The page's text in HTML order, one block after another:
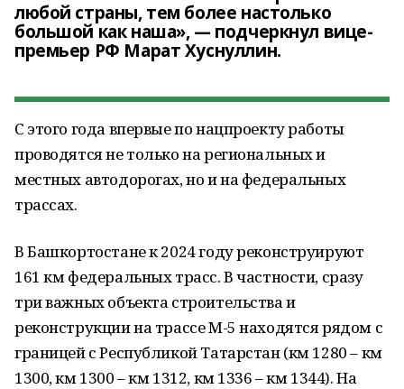
любой страны, тем более настолько
большой как наша», — подчеркнул вице-
премьер РФ Марат Хуснуллин.
С этого года впервые по нацпроекту работы
проводятся не только на региональных и
местных автодорогах, но и на федеральных
трассах.
В Башкортостане к 2024 году реконструируют
161 км федеральных трасс. В частности, сразу
три важных объекта строительства и
реконструкции на трассе М-5 находятся рядом с
границей с Республикой Татарстан (км 1280 – км
1300, км 1300 – км 1312, км 1336 – км 1344). На